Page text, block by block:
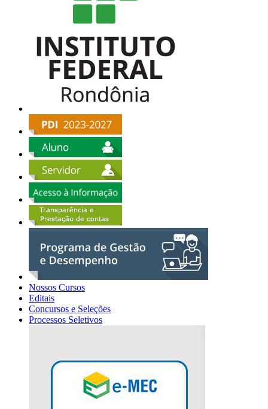
Nossos Cursos
Editais
Concursos e Seleções
Processos Seletivos